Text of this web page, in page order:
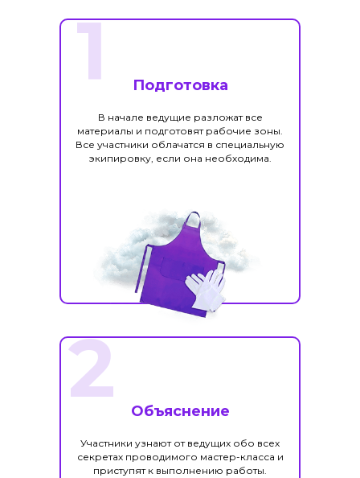
Подготовка
В начале ведущие разложат все
материалы и подготовят рабочие зоны.
Все участники облачатся в специальную
экипировку, если она необходима.
1
Объяснение
Участники узнают от ведущих обо всех
секретах проводимого мастер-класса и
приступят к выполнению работы.
2